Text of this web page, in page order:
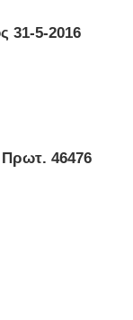
αγοράς για την